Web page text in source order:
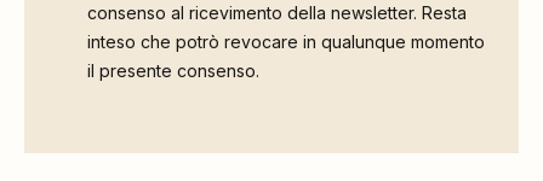
consenso al ricevimento della newsletter. Resta
inteso che potrò revocare in qualunque momento
il presente consenso.